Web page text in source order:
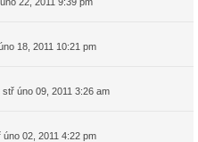
18, 2011 10:21 pm
stř úno 09, 2011 3:26 am
úno 02, 2011 4:22 pm